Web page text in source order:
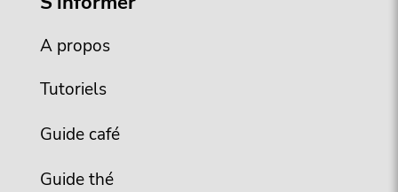
A propos
Tutoriels
Guide café
Guide thé